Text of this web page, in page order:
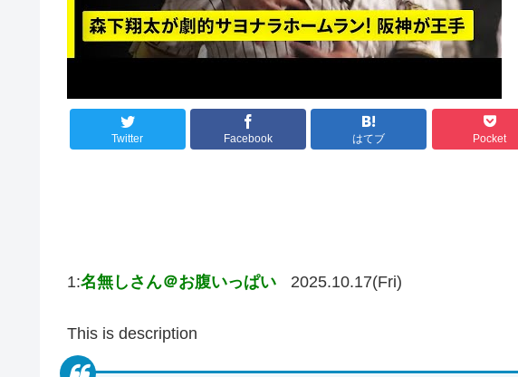
Twitter Facebook はてブ Pocket
1:名無しさん＠お腹いっぱい 2025.10.17(Fri)
This is description